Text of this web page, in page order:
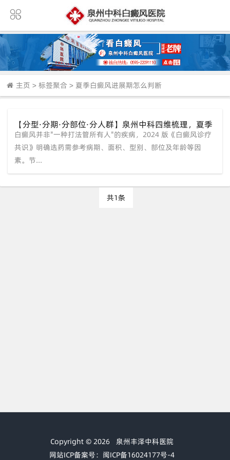
主页 > 标签聚合 > 夏季白癜风进展期怎么判断
【分型·分期·分部位·分人群】泉州中科四维梳理，夏季
白癜风告别“盲盒治疗”
白癜风并非"一种打法管所有人"的疾病，2024 版《白癜风诊疗
共识》明确选药需参考病期、面积、型别、部位及年龄等因
素。节...
共1条
Copyright © 2026 泉州丰泽中科医院
网站ICP备案号：闽ICP备16024177号-4